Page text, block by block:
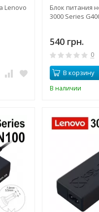
Lenovo
Блок питания
3000 Series
540 грн.
0
В корзину
В наличии